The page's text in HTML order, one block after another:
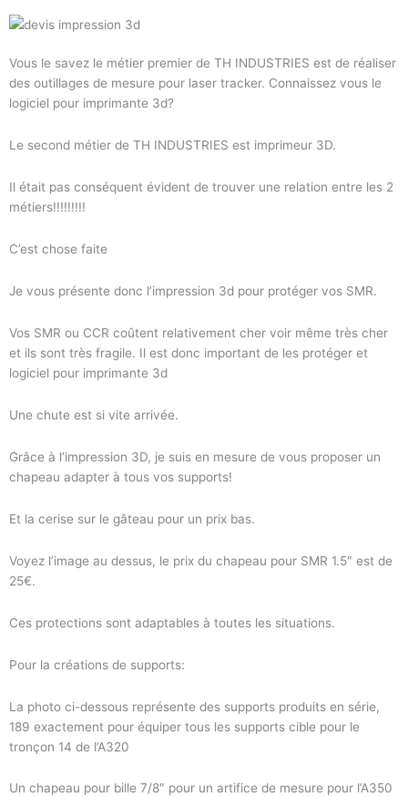
Vous le savez le métier premier de TH INDUSTRIES est de réaliser
des outillages de mesure pour laser tracker. Connaissez vous le
logiciel pour imprimante 3d?
Le second métier de TH INDUSTRIES est imprimeur 3D.
Il était pas conséquent évident de trouver une relation entre les 2
métiers!!!!!!!!!
C’est chose faite
Je vous présente donc l’impression 3d pour protéger vos SMR.
Vos SMR ou CCR coûtent relativement cher voir même très cher
et ils sont très fragile. Il est donc important de les protéger et
logiciel pour imprimante 3d
Une chute est si vite arrivée.
Grâce à l’impression 3D, je suis en mesure de vous proposer un
chapeau adapter à tous vos supports!
Et la cerise sur le gâteau pour un prix bas.
Voyez l’image au dessus, le prix du chapeau pour SMR 1.5″ est de
25€.
Ces protections sont adaptables à toutes les situations.
Pour la créations de supports:
La photo ci-dessous représente des supports produits en série,
189 exactement pour équiper tous les supports cible pour le
tronçon 14 de l’A320
Un chapeau pour bille 7/8″ pour un artifice de mesure pour l’A350